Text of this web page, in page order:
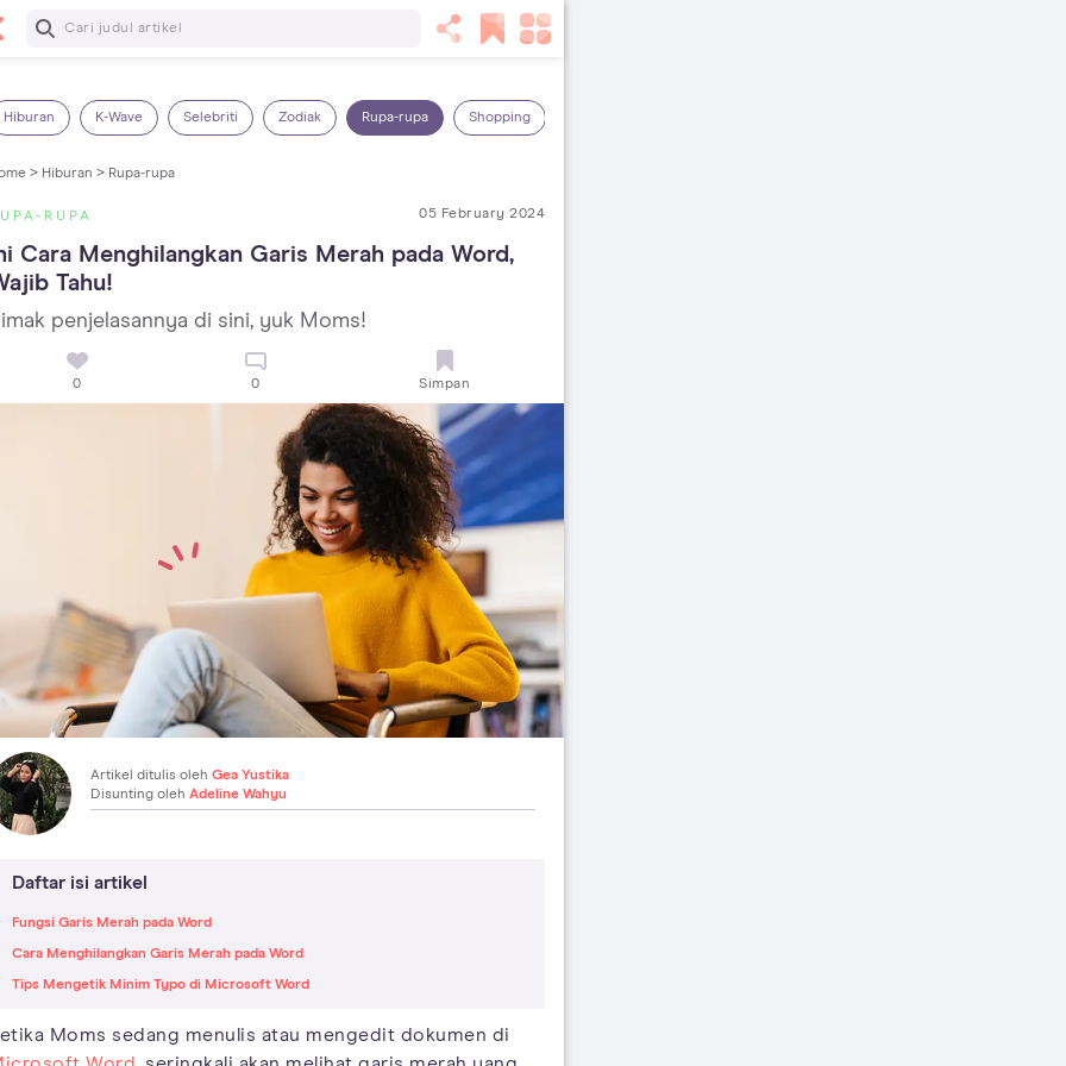
Baca Selanjutnya
Hiburan K-Wave Selebriti Zodiak Rupa-rupa Shopping
> Hiburan > Rupa-rupa
RUPA 05 February 2024
Cara Menghilangkan Garis Merah pada Word,
Tahu!
penjelasannya di sini, yuk Moms!
0 0 Simpan
Artikel ditulis oleh Gea Yustika
Disunting oleh Adeline Wahyu
Daftar isi artikel
Fungsi Garis Merah pada Word
Cara Menghilangkan Garis Merah pada Word
Tips Mengetik Minim Typo di Microsoft Word
Moms sedang menulis atau mengedit dokumen di